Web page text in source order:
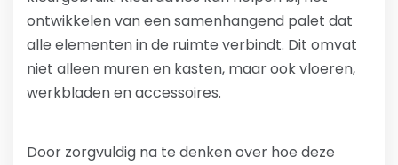
ontwikkelen van een samenhangend palet dat
alle elementen in de ruimte verbindt. Dit omvat
niet alleen muren en kasten, maar ook vloeren,
werkbladen en accessoires.
Door zorgvuldig na te denken over hoe deze